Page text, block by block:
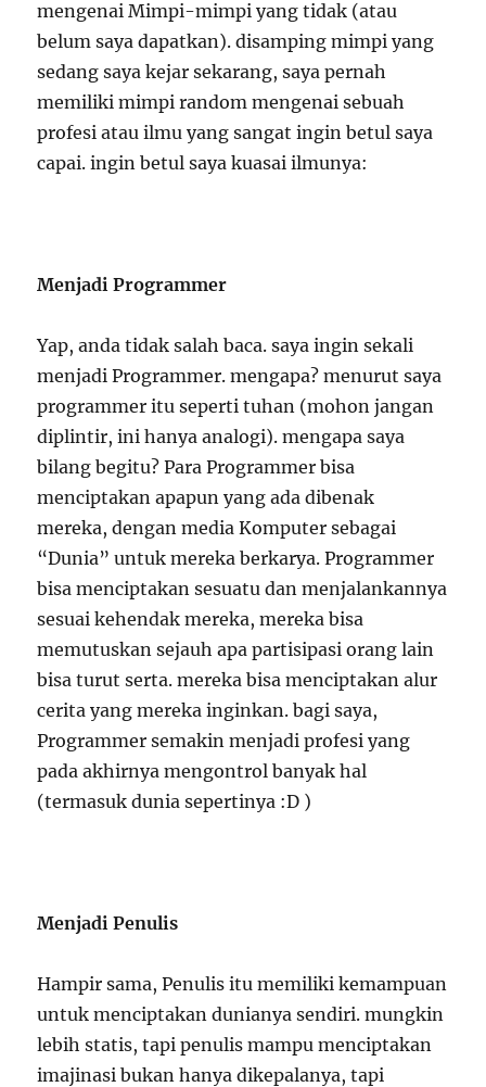
mengenai Mimpi-mimpi yang tidak (atau
belum saya dapatkan). disamping mimpi yang
sedang saya kejar sekarang, saya pernah
memiliki mimpi random mengenai sebuah
profesi atau ilmu yang sangat ingin betul saya
capai. ingin betul saya kuasai ilmunya:
Menjadi Programmer
Yap, anda tidak salah baca. saya ingin sekali
menjadi Programmer. mengapa? menurut saya
programmer itu seperti tuhan (mohon jangan
diplintir, ini hanya analogi). mengapa saya
bilang begitu? Para Programmer bisa
menciptakan apapun yang ada dibenak
mereka, dengan media Komputer sebagai
“Dunia” untuk mereka berkarya. Programmer
bisa menciptakan sesuatu dan menjalankannya
sesuai kehendak mereka, mereka bisa
memutuskan sejauh apa partisipasi orang lain
bisa turut serta. mereka bisa menciptakan alur
cerita yang mereka inginkan. bagi saya,
Programmer semakin menjadi profesi yang
pada akhirnya mengontrol banyak hal
(termasuk dunia sepertinya :D )
Menjadi Penulis
Hampir sama, Penulis itu memiliki kemampuan
untuk menciptakan dunianya sendiri. mungkin
lebih statis, tapi penulis mampu menciptakan
imajinasi bukan hanya dikepalanya, tapi